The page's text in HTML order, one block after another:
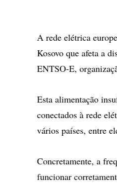
A rede elétrica
Kosovo que afeta a
ENTSO-E,
Esta alimentação
conectados à rede
vários países, entre
Concretamente, a
funcionar